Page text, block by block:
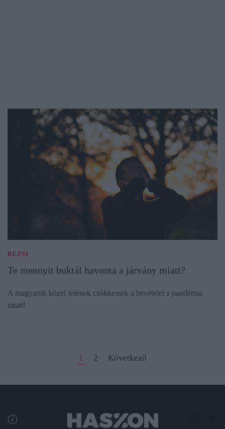
REZSI
Te mennyit buktál havonta a járvány miatt?
A magyarok közel felének csökkentek a bevételei a pandémia
miatt!
1 2 Következő